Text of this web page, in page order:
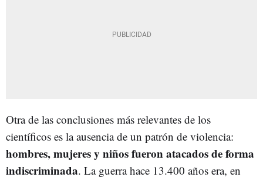
Otra de las conclusiones más relevantes de los
científicos es la ausencia de un patrón de violencia:
hombres, mujeres y niños fueron atacados de forma
indiscriminada. La guerra hace 13.400 años era, en